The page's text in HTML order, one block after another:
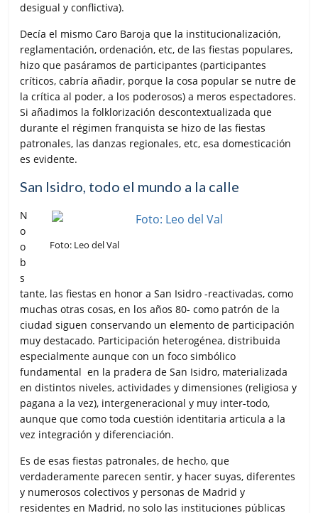
desigual y conflictiva).
Decía el mismo Caro Baroja que la institucionalización,
reglamentación, ordenación, etc, de las fiestas populares,
hizo que pasáramos de participantes (participantes
críticos, cabría añadir, porque la cosa popular se nutre de
la crítica al poder, a los poderosos) a meros espectadores.
Si añadimos la folklorización descontextualizada que
durante el régimen franquista se hizo de las fiestas
patronales, las danzas regionales, etc, esa domesticación
es evidente.
San Isidro, todo el mundo a la calle
Foto: Leo del Val
N
o
o
b
s
tante, las fiestas en honor a San Isidro -reactivadas, como
muchas otras cosas, en los años 80- como patrón de la
ciudad siguen conservando un elemento de participación
muy destacado. Participación heterogénea, distribuida
especialmente aunque con un foco simbólico
fundamental en la pradera de San Isidro, materializada
en distintos niveles, actividades y dimensiones (religiosa y
pagana a la vez), intergeneracional y muy inter-todo,
aunque que como toda cuestión identitaria articula a la
vez integración y diferenciación.
Es de esas fiestas patronales, de hecho, que
verdaderamente parecen sentir, y hacer suyas, diferentes
y numerosos colectivos y personas de Madrid y
residentes en Madrid, no solo las instituciones públicas